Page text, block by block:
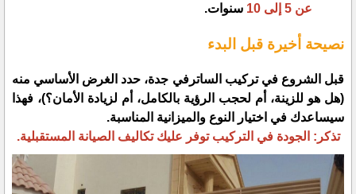
عن 5 إلى 10
سنوات.
​نصيحة أخيرة قبل البدء
​قبل الشروع في تركيب الساترفي جدة، حدد الغرض الأساسي منه
(هل هو للزينة، أم لحجب الرؤية بالكامل، أم لزيادة الأمان؟)، فهذا
سيساعدك في اختيار النوع والميزانية المناسبة.
​تذكر: الجودة في التركيب توفر عليك تكاليف الصيانة المستقبلية.